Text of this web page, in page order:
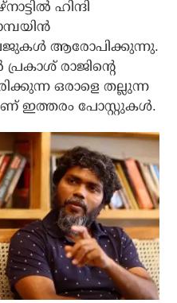
ഹിന്ദി
ആരോപിക്കുന്നു.
രാജിന്റെ
ഒരാളെ തല്ലുന്ന
ഇത്തരം പോസ്റ്റുകള്‍.